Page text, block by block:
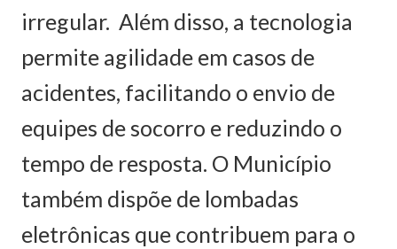
irregular. Além disso, a tecnologia
permite agilidade em casos de
acidentes, facilitando o envio de
equipes de socorro e reduzindo o
tempo de resposta. O Município
também dispõe de lombadas
eletrônicas que contribuem para o